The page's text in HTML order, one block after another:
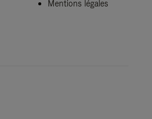
Mentions légales